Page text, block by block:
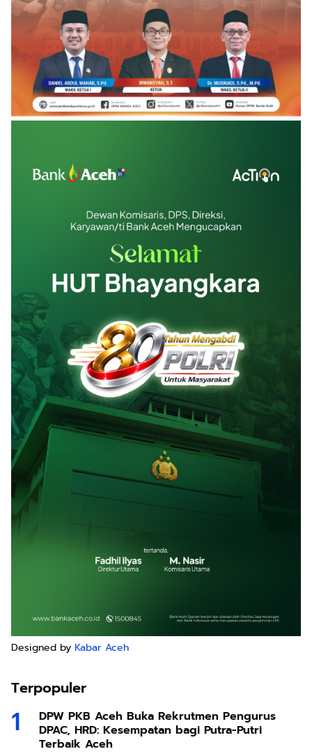
Designed by Kabar Aceh
Terpopuler
DPW PKB Aceh Buka Rekrutmen Pengurus
DPAC, HRD: Kesempatan bagi Putra-Putri
Terbaik Aceh